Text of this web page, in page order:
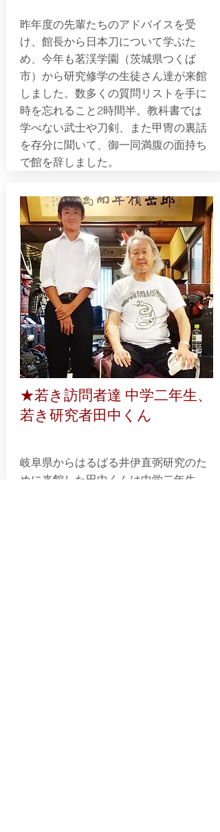
昨年度の先輩たちのアドバイスを受
け、館長から日本刀について学ぶた
め、今年も茗渓学園（茨城県つくば
市）から研究修学の生徒さん達が来館
しました。数多くの質問リストを手に
時を忘れること2時間半。教科書では
学べない武士や刀剣、また甲冑の裏話
を存分に聞いて、御一同満腹の面持ち
で館を辞しました。
★若き訪問者達 中学二年生、
若き研究者田中くん
岐阜県からはるばる井伊直弼研究のた
めに来館した田中くんは中学二年生。